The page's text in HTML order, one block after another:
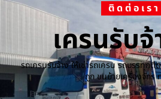
ติดต่อเรา
เครนรับจ้
รถเครนรับจ้าง ให้เช่ารถเครน รถบรรทุกติ
ถูก ขนย้ายเครื่องจักร